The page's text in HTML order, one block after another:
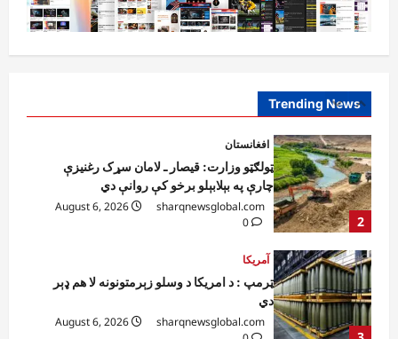
Trending News2
افغانستان
sharqnewsglobal.com
3
آمریکا
ټرمپ : د امریکا د وسلو زېرمتونونه لا هم ډېر
دي
sharqnewsglobal.com
0
آمریکا
ټرمپ : ایران سره خبرې د پوځي اقدام پر ځای
غوره بولي
sharqnewsglobal.com